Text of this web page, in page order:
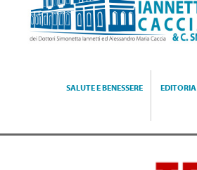
SALUTE E BENESSERE EDITORIA